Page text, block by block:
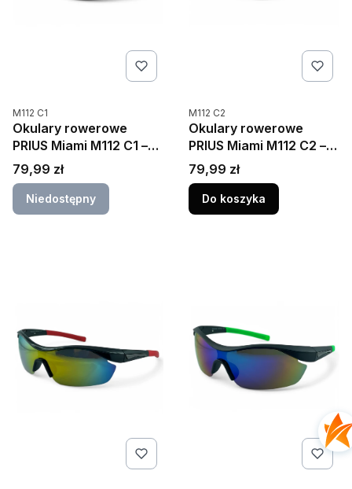
Kod produktu
M112 C1
Okulary rowerowe
PRIUS Miami M112 C1 –
polaryzacja HD, UV400,
maska czarna z czarną
soczewką
Cena
79,99 zł
Niedostępny
Kod produktu
M112 C2
Okulary rowerowe
PRIUS Miami M112 C2 –
polaryzacja HD, UV400,
maska czarna z
niebieską soczewką
Cena
79,99 zł
Do koszyka